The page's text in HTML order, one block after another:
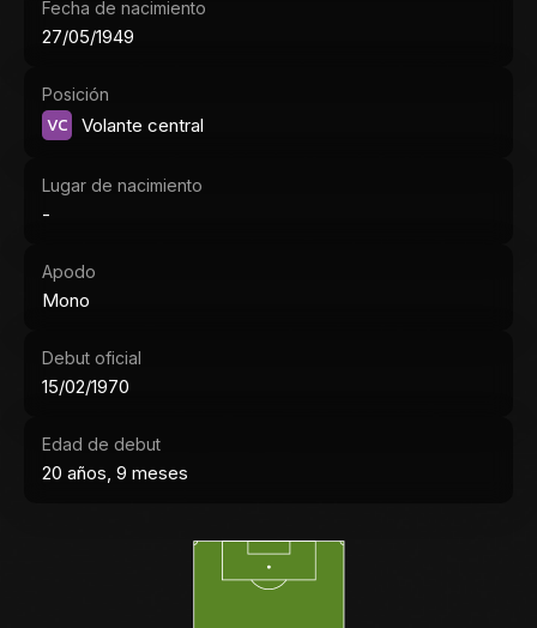
Fecha de nacimiento
27/05/1949
Posición
VC Volante central
Lugar de nacimiento
-
Apodo
Mono
Debut oficial
15/02/1970
Edad de debut
20 años, 9 meses